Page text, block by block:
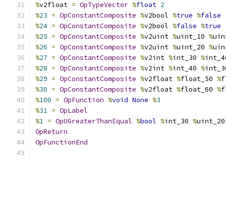
%v2float = OpTypeVector %float 2
%23 = OpConstantComposite %v2bool %true %false
%24 = OpConstantComposite %v2bool %false %true
%25 = OpConstantComposite %v2uint %uint_10 %
%26 = OpConstantComposite %v2uint %uint_20 %
%27 = OpConstantComposite %v2int %int_30 %
%28 = OpConstantComposite %v2int %int_40 %
%29 = OpConstantComposite %v2float %float_50 %
%30 = OpConstantComposite %v2float %float_60 %
%100 = OpFunction %void None %3
%31 = OpLabel
%1 = OpUGreaterThanEqual %bool %int_30 %uint_20
OpReturn
OpFunctionEnd